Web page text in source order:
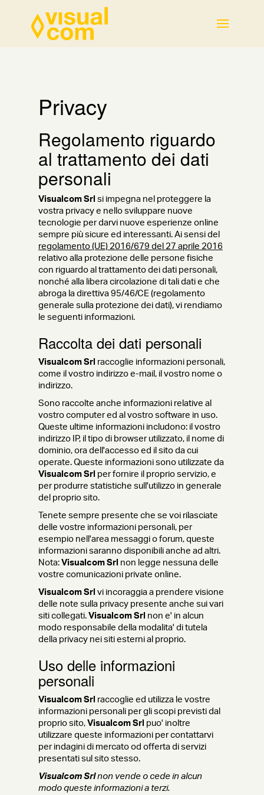
Privacy
Regolamento riguardo
al trattamento dei dati
personali
Visualcom Srl si impegna nel proteggere la
vostra privacy e nello sviluppare nuove
tecnologie per darvi nuove esperienze online
sempre più sicure ed interessanti. Ai sensi del
regolamento (UE) 2016/679 del 27 aprile 2016
relativo alla protezione delle persone fisiche
con riguardo al trattamento dei dati personali,
nonché alla libera circolazione di tali dati e che
abroga la direttiva 95/46/CE (regolamento
generale sulla protezione dei dati), vi rendiamo
le seguenti informazioni.
Raccolta dei dati personali
Visualcom Srl raccoglie informazioni personali,
come il vostro indirizzo e-mail, il vostro nome o
indirizzo.
Sono raccolte anche informazioni relative al
vostro computer ed al vostro software in uso.
Queste ultime informazioni includono: il vostro
indirizzo IP, il tipo di browser utilizzato, il nome di
dominio, ora dell'accesso ed il sito da cui
operate. Queste informazioni sono utilizzate da
Visualcom Srl per fornire il proprio servizio, e
per produrre statistiche sull'utilizzo in generale
del proprio sito.
Tenete sempre presente che se voi rilasciate
delle vostre informazioni personali, per
esempio nell'area messaggi o forum, queste
informazioni saranno disponibili anche ad altri.
Nota: Visualcom Srl non legge nessuna delle
vostre comunicazioni private online.
Visualcom Srl vi incoraggia a prendere visione
delle note sulla privacy presente anche sui vari
siti collegati. Visualcom Srl non e' in alcun
modo responsabile della modalita' di tutela
della privacy nei siti esterni al proprio.
Uso delle informazioni
personali
Visualcom Srl raccoglie ed utilizza le vostre
informazioni personali per gli scopi previsti dal
proprio sito, Visualcom Srl puo' inoltre
utilizzare queste informazioni per contattarvi
per indagini di mercato od offerta di servizi
presentati sul sito stesso.
Visualcom Srlnon vende o cede in alcun
modo queste informazioni a terzi.